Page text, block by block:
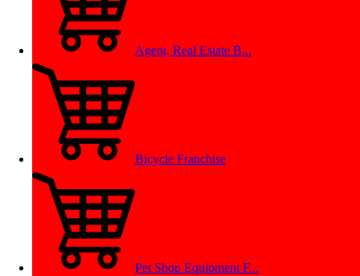
Agent, Real Estate B...
Bicycle Franchise
Pet Shop Equipment F...